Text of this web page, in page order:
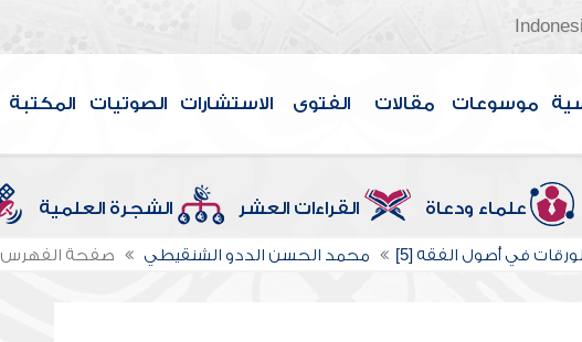
موسوعات مقالات الفتوى الاستشارات الصوتيات المكتبة
علماء ودعاة القراءات العشر الشجرة العلمية
في أصول الفقه [5] محمد الحسن الددو الشنقيطي صفحة الفهرس